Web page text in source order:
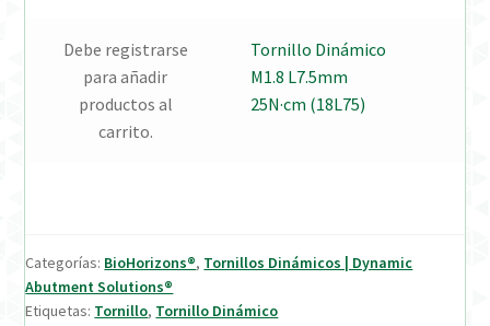
Verification Required
Welcome to DELTA Abutments | Tienda Online!
Debe registrarse
para añadir
productos al
carrito.
Tornillo Dinámico
M1.8 L7.5mm
25N·cm (18L75)
Categorías: BioHorizons®, Tornillos Dinámicos | Dynamic
Abutment Solutions®
Etiquetas: Tornillo, Tornillo Dinámico